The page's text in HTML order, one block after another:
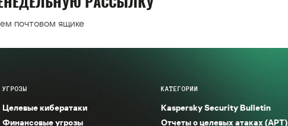
почтовом ящике
УГРОЗЫ
Целевые кибератаки
Финансовые угрозы
КАТЕГОРИИ
Kaspersky Security Bulletin
Отчеты о целевых атаках (APT)